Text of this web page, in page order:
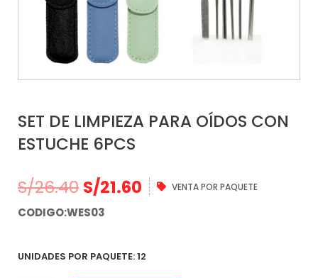
SET DE LIMPIEZA PARA OÍDOS CON
ESTUCHE 6PCS
S/26.40 S/21.60 VENTA POR PAQUETE
CODIGO:WES03
UNIDADES POR PAQUETE: 12